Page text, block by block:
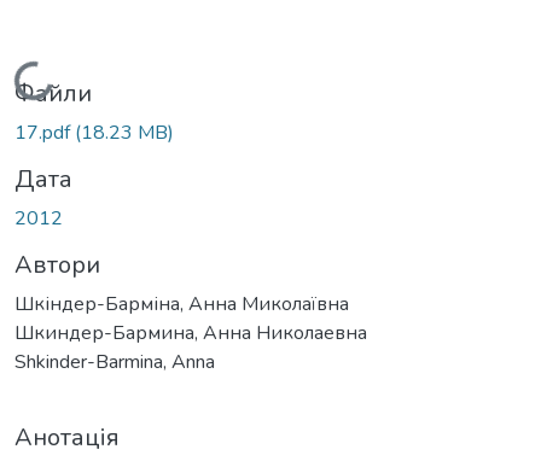
Вантажиться...
Файли
17.pdf(18.23 MB)
Дата
2012
Автори
Шкіндер-Барміна, Анна Миколаївна
Шкиндер-Бармина, Анна Николаевна
Shkinder-Barmina, Anna
Анотація